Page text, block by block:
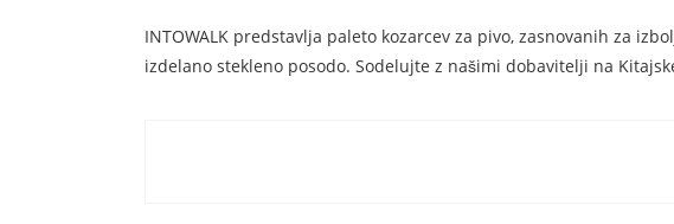
INTOWALK predstavlja paleto kozarcev za pivo, zasnovanih za
izdelano stekleno posodo. Sodelujte z našimi dobavitelji na